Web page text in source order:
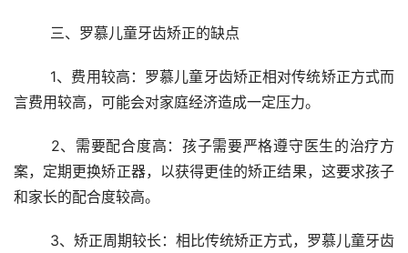
	三、罗慕儿童牙齿矫正的缺点
言费用较高，可能会对家庭经济造成一定压力。
案，定期更换矫正器，以获得更佳的矫正结果，这要求孩子
和家长的配合度较高。